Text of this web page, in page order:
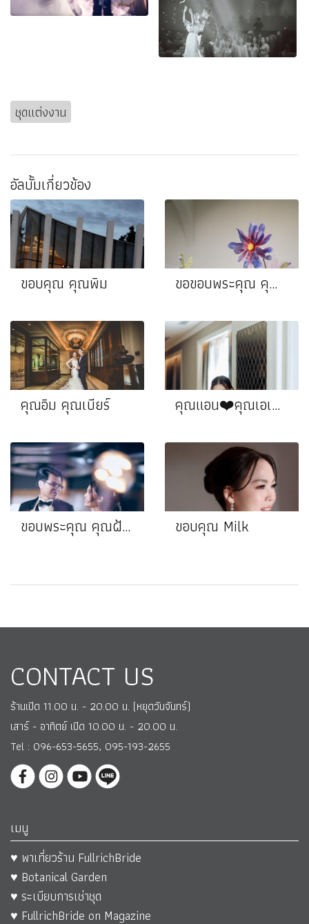
ชุดแต่งงาน
อัลบั้มเกี่ยวข้อง
ขอบคุณ คุณพิม ขอขอบพระคุณ คุณส้ม❤️คุณปิง
คุณอิม คุณเบียร์ คุณแอน❤️คุณเอเคอร์
ขอบพระคุณ คุณฝ้าย❤️ คุณลี่ ขอบคุณ Milk
CONTACT US
ร้านเปิด 11.00 น. - 20.00 น. (หยุดวันจันทร์)
เสาร์ - อาทิตย์ เปิด 10.00 น. - 20.00 น.
Tel : 096-653-5655, 095-193-2655
เมนู
♥ พาเที่ยวร้าน FullrichBride
♥ Botanical Garden
♥ ระเบียบการเช่าชุด
♥ FullrichBride on Magazine